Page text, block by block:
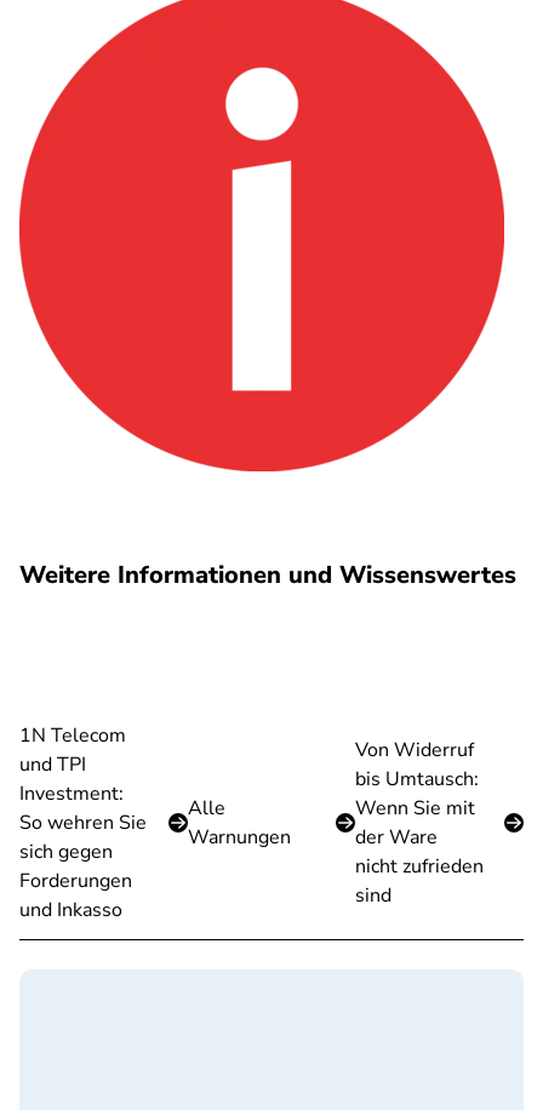
Weitere Informationen und Wissenswertes
1N Telecom
und TPI
Investment:
So wehren Sie
sich gegen
Forderungen
und Inkasso
Alle
Warnungen
Von Widerruf
bis Umtausch:
Wenn Sie mit
der Ware
nicht zufrieden
sind